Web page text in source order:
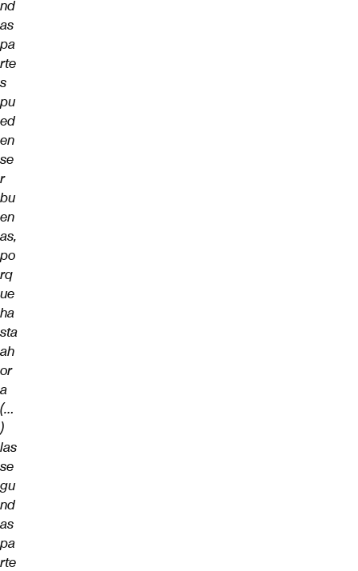
nd
as
pa
rte
s
pu
ed
en
se
r
bu
en
as,
po
rq
ue
ha
sta
ah
or
a
(…
)
las
se
gu
nd
as
pa
rte